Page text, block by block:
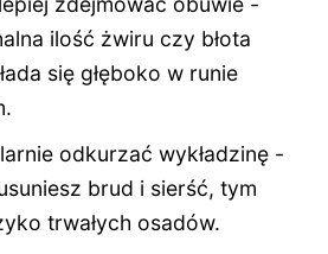
ilość żwiru czy błota
się głęboko w runie
odkurzać wykładzinę -
brud i sierść, tym
trwałych osadów.